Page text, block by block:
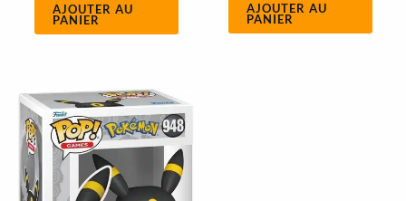
AJOUTER AU
PANIER
AJOUTER AU
PANIER